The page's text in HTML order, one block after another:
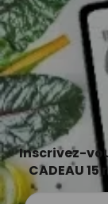
Inscrivez-
CADEAU 15